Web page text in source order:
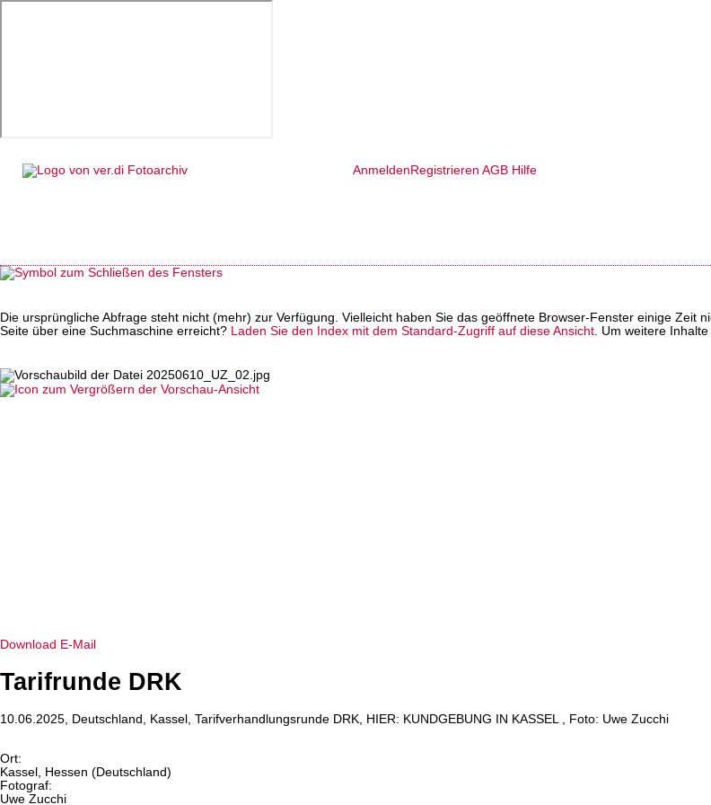
Anmelden Registrieren AGB Hilfe
Die ursprüngliche Abfrage steht nicht (mehr) zur Verfügung. Vielleicht haben Sie das geöffnete Browser-Fenster einige
Seite über eine Suchmaschine erreicht? Laden Sie den Index mit dem Standard-Zugriff auf diese Ansicht. Um weitere
Download E-Mail
Tarifrunde DRK
10.06.2025, Deutschland, Kassel, Tarifverhandlungsrunde DRK, HIER: KUNDGEBUNG IN KASSEL , Foto: Uwe Zucchi
Ort:
Kassel, Hessen (Deutschland)
Fotograf:
Uwe Zucchi